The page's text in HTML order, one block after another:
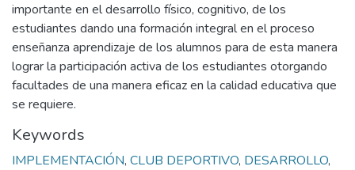
importante en el desarrollo físico, cognitivo, de los
estudiantes dando una formación integral en el proceso
enseñanza aprendizaje de los alumnos para de esta manera
lograr la participación activa de los estudiantes otorgando
facultades de una manera eficaz en la calidad educativa que
se requiere.
Keywords
IMPLEMENTACIÓN, CLUB DEPORTIVO, DESARROLLO,